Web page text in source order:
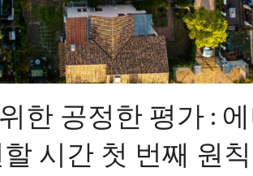
한 공정한 평가 :
시간 첫 번째 원칙